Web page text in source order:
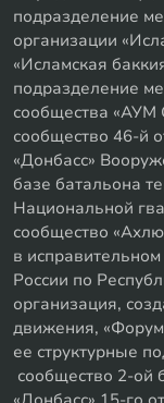
подразделение
организации
«Исламская
подразделение
сообщества «АУМ
сообщество 46-й
«Донбасс»
базе батальона
Национальной
сообщество
в
России по
организация,
движения, «Форум
ее структурные
сообщество 2-ой